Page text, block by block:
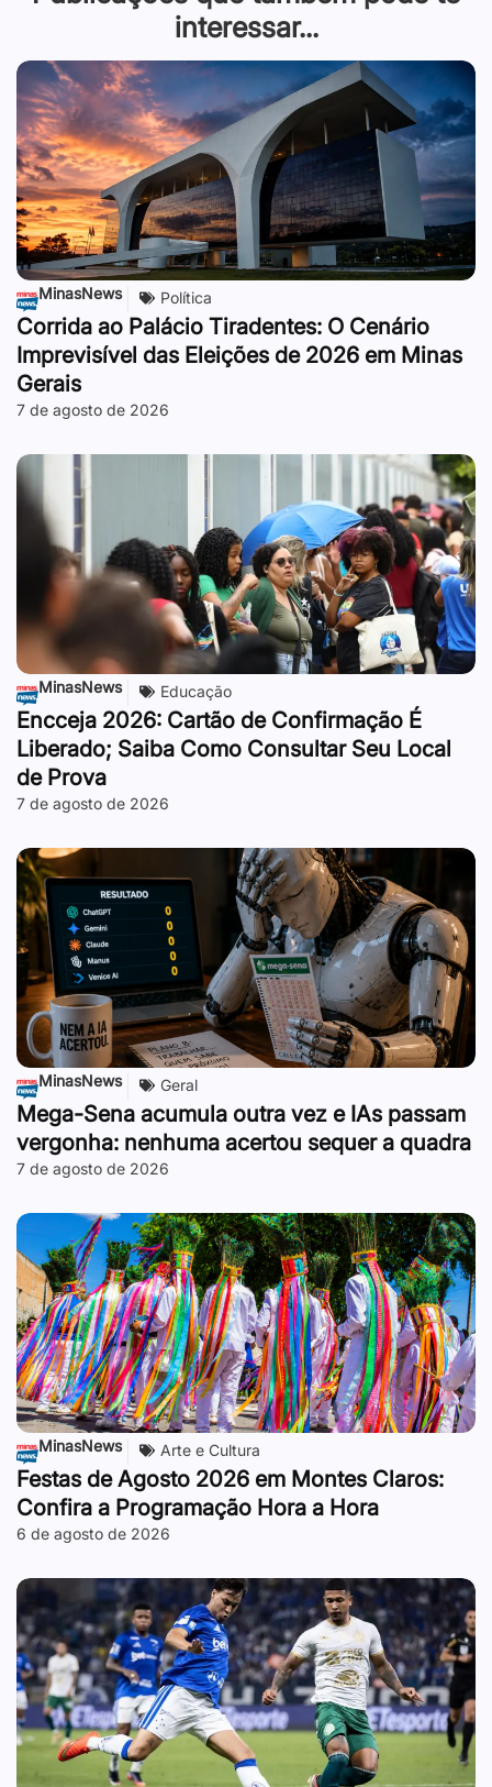
interessar...
MinasNews Política
Corrida ao Palácio Tiradentes: O Cenário
Imprevisível das Eleições de 2026 em Minas
Gerais
7 de agosto de 2026
MinasNews Educação
Encceja 2026: Cartão de Confirmação É
Liberado; Saiba Como Consultar Seu Local
de Prova
7 de agosto de 2026
MinasNews Geral
Mega-Sena acumula outra vez e IAs passam
vergonha: nenhuma acertou sequer a quadra
7 de agosto de 2026
MinasNews Arte e Cultura
Festas de Agosto 2026 em Montes Claros:
Confira a Programação Hora a Hora
6 de agosto de 2026